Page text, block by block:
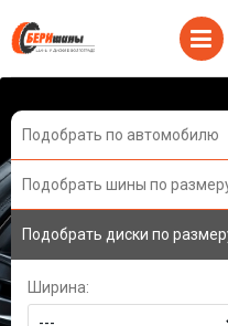
Подобрать по автомобилю
Подобрать шины по
Подобрать диски по
Ширина: